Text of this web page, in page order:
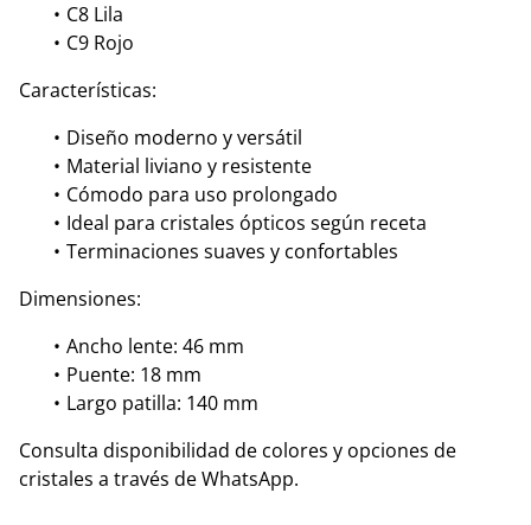
C8 Lila
C9 Rojo
Características:
Diseño moderno y versátil
Material liviano y resistente
Cómodo para uso prolongado
Ideal para cristales ópticos según receta
Terminaciones suaves y confortables
Dimensiones:
Ancho lente: 46 mm
Puente: 18 mm
Largo patilla: 140 mm
Consulta disponibilidad de colores y opciones de
cristales a través de WhatsApp.